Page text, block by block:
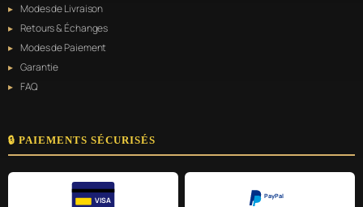
Modes de Livraison
Retours & Échanges
Modes de Paiement
Garantie
FAQ
🔒 PAIEMENTS SÉCURISÉS
VISA
PayPal